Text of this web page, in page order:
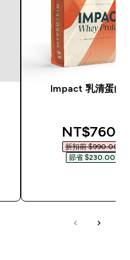
Impact 乳清蛋白
NT$760‎
折扣前 $990.00‎
節省 $230.00‎